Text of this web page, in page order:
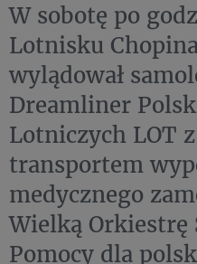
W sobotę po
Lotnisku
wylądował
Dreamliner
Lotniczych LOT
transportem
medycznego
Wielką Orkiestrę
Pomocy dla